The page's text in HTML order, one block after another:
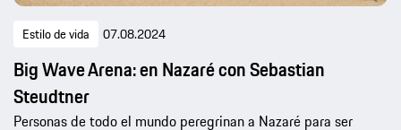
Estilo de vida 07.08.2024
Big Wave Arena: en Nazaré con Sebastian
Steudtner
Personas de todo el mundo peregrinan a Nazaré para ser